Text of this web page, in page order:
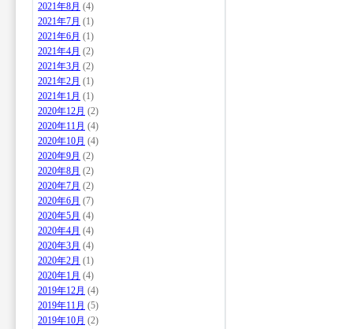
2021年8月 (4)
2021年7月 (1)
2021年6月 (1)
2021年4月 (2)
2021年3月 (2)
2021年2月 (1)
2021年1月 (1)
2020年12月 (2)
2020年11月 (4)
2020年10月 (4)
2020年9月 (2)
2020年8月 (2)
2020年7月 (2)
2020年6月 (7)
2020年5月 (4)
2020年4月 (4)
2020年3月 (4)
2020年2月 (1)
2020年1月 (4)
2019年12月 (4)
2019年11月 (5)
2019年10月 (2)